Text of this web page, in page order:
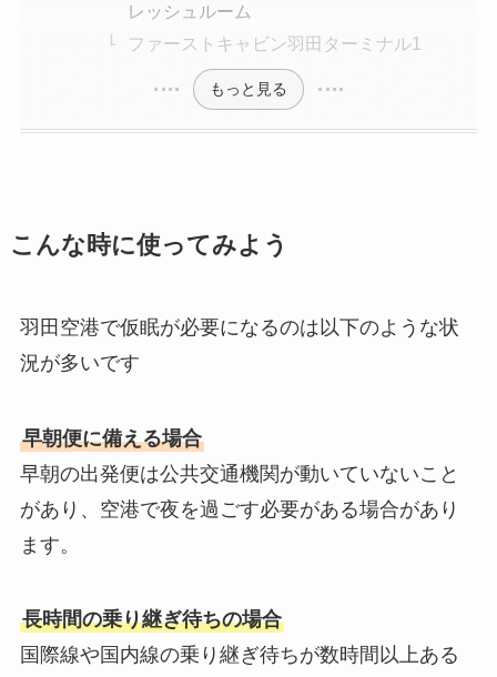
レッシュルーム
ファーストキャビン羽田ターミナル1
もっと見る
こんな時に使ってみよう
羽田空港で仮眠が必要になるのは以下のような状
況が多いです
早朝便に備える場合
早朝の出発便は公共交通機関が動いていないこと
があり、空港で夜を過ごす必要がある場合があり
ます。
長時間の乗り継ぎ待ちの場合
国際線や国内線の乗り継ぎ待ちが数時間以上ある